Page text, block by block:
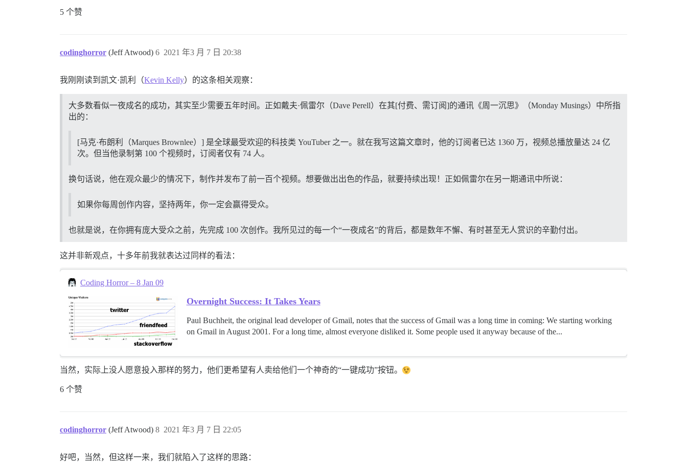
5 个赞
codinghorror (Jeff Atwood) 2021 年3 月 7 日 20:38
6
我刚刚读到凯文·凯利（Kevin Kelly）的这条相关观察：
大多数看似一夜成名的成功，其实至少需要五年时间。正如戴夫·佩雷尔（Dave Perell）在其[付费、需订阅]的通讯《周一沉思》（Monday Musings）中所指
出的：
[马克·布朗利（Marques Brownlee）] 是全球最受欢迎的科技类 YouTuber 之一。就在我写这篇文章时，他的订阅者已达 1360 万，视频总播放量达 24 亿
次。但当他录制第 100 个视频时，订阅者仅有 74 人。
换句话说，他在观众最少的情况下，制作并发布了前一百个视频。想要做出出色的作品，就要持续出现！正如佩雷尔在另一期通讯中所说：
如果你每周创作内容，坚持两年，你一定会赢得受众。
也就是说，在你拥有庞大受众之前，先完成 100 次创作。我所见过的每一个“一夜成名”的背后，都是数年不懈、有时甚至无人赏识的辛勤付出。
这并非新观点，十多年前我就表达过同样的看法：
Coding Horror – 8 Jan 09
Overnight Success: It Takes Years
Paul Buchheit, the original lead developer of Gmail, notes that the success of Gmail was a long time in coming: We starting working
on Gmail in August 2001. For a long time, almost everyone disliked it. Some people used it anyway because of the...
当然，实际上没人愿意投入那样的努力，他们更希望有人卖给他们一个神奇的“一键成功”按钮。
6 个赞
codinghorror (Jeff Atwood) 2021 年3 月 7 日 22:05
8
好吧，当然，但这样一来，我们就陷入了这样的思路：